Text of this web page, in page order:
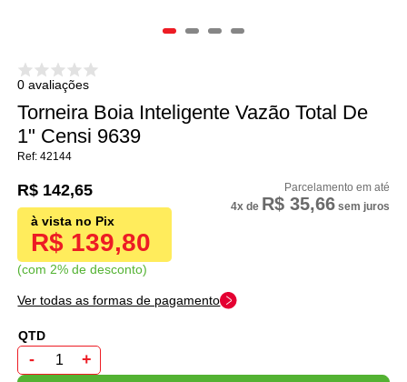
0 avaliações
Torneira Boia Inteligente Vazão Total De
1" Censi 9639
42144
R$ 139,80
com 2% de desconto
R$ 142,65
4x de R$ 35,66sem juros
Ver todas as formas de pagamento
- +